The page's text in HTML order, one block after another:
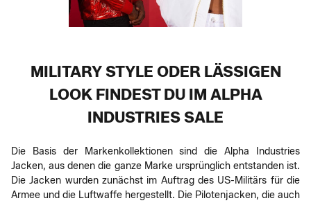
MILITARY STYLE ODER LÄSSIGEN
LOOK FINDEST DU IM ALPHA
INDUSTRIES SALE
Die Basis der Markenkollektionen sind die Alpha Industries
Jacken, aus denen die ganze Marke ursprünglich entstanden ist.
Die Jacken wurden zunächst im Auftrag des US-Militärs für die
Armee und die Luftwaffe hergestellt. Die Pilotenjacken, die auch